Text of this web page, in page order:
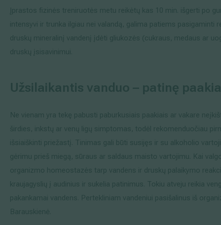
Įprastos fizinės treniruotės metu reikėtų kas 10 min. išgerti po
intensyvi ir trunka ilgiau nei valandą, galima patiems pasigaminti
druskų mineralinį vandenį įdėti gliukozės (cukraus, medaus ar
druskų įsisavinimui.
Užsilaikantis vanduo – patinę
Ne vienam yra tekę pabusti paburkusiais paakiais ar vakare
širdies, inkstų ar venų ligų simptomas, todėl rekomenduočiau
išsiaiškinti priežastį. Tinimas gali būti susijęs ir su alkoholio
gėrimu prieš miegą, sūraus ar saldaus maisto vartojimu. Kai
organizmo homeostazės tarp vandens ir druskų palaikymo
kraujagyslių į audinius ir sukelia patinimus. Tokiu atveju reikia
pakankamai vandens. Pertekliniam vandeniui pasišalinus iš
Barauskienė.